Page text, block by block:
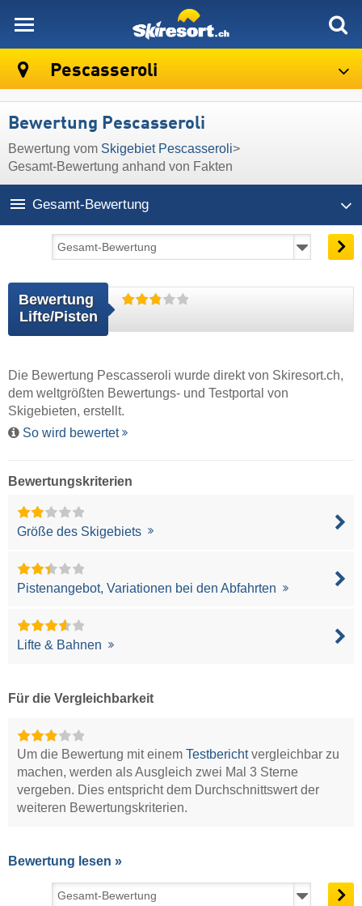
Pescasseroli
Bewertung Pescasseroli
Bewertung vom Skigebiet Pescasseroli>
Gesamt-Bewertung anhand von Fakten
Gesamt-Bewertung
Bewertung
Lifte/Pisten
Die Bewertung Pescasseroli wurde direkt von Skiresort.ch,
dem weltgrößten Bewertungs- und Testportal von
Skigebieten, erstellt.
So wird bewertet
Bewertungskriterien
Größe des Skigebiets
Pistenangebot, Variationen bei den Abfahrten
Lifte & Bahnen
Für die Vergleichbarkeit
Um die Bewertung mit einemTestberichtvergleichbar zu
machen, werden als Ausgleich zwei Mal 3 Sterne
vergeben. Dies entspricht dem Durchschnittswert der
weiteren Bewertungskriterien.
Bewertung lesen »